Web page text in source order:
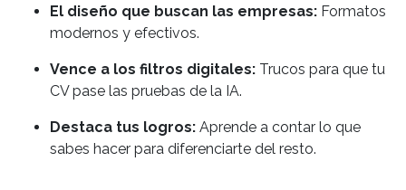
El diseño que buscan las empresas: Formatos
modernos y efectivos.
Vence a los filtros digitales: Trucos para que tu
CV pase las pruebas de la IA.
Destaca tus logros: Aprende a contar lo que
sabes hacer para diferenciarte del resto.